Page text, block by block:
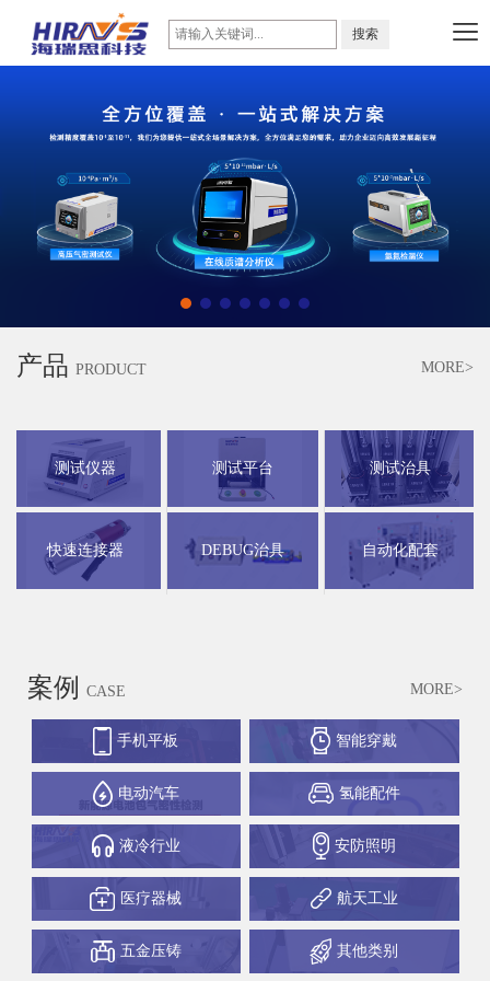
产品 PRODUCT MORE>
测试仪器 测试平台 测试治具
快速连接器 DEBUG治具 自动化配套
案例 CASE MORE>
手机平板 智能穿戴
电动汽车 氢能配件
液冷行业 安防照明
医疗器械 航天工业
五金压铸 其他类别